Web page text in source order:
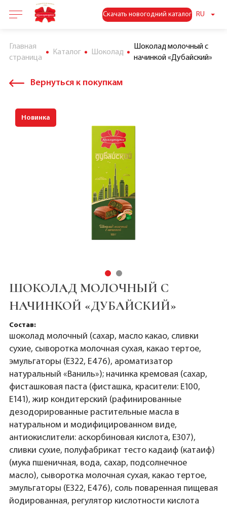
Скачать новогодний каталог RU
Главная
страница
Каталог Шоколад
Шоколад молочный с
начинкой «Дубайский»
Вернуться к покупкам
Новинка
ШОКОЛАД МОЛОЧНЫЙ С
НАЧИНКОЙ «ДУБАЙСКИЙ»
Состав:
шоколад молочный (сахар, масло какао, сливки
сухие, сыворотка молочная сухая, какао тертое,
эмульгаторы (Е322, Е476), ароматизатор
натуральный «Ваниль»); начинка кремовая (сахар,
фисташковая паста (фисташка, красители: Е100,
Е141), жир кондитерский (рафинированные
дезодорированные растительные масла в
натуральном и модифицированном виде,
антиокислители: аскорбиновая кислота, Е307),
сливки сухие, полуфабрикат тесто кадаиф (катаиф)
(мука пшеничная, вода, сахар, подсолнечное
масло), сыворотка молочная сухая, какао тертое,
эмульгаторы (Е322, Е476), соль поваренная пищевая
йодированная, регулятор кислотности кислота